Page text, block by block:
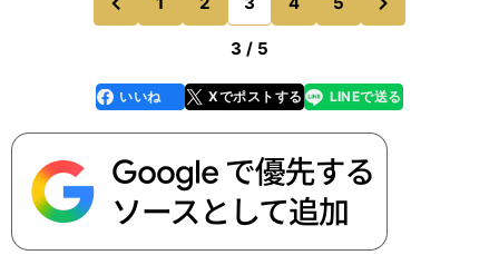
なにより上
前
のページへ
3 / 5
faceboo
k
いいね Xでポストする
line LINEで送る